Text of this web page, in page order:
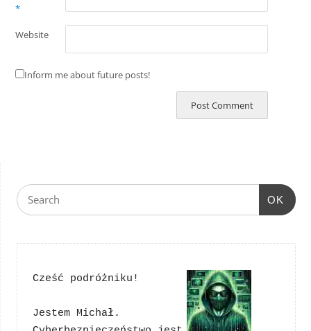
*
Website
Inform me about future posts!
OK
Cześć podróżniku!
Jestem Michał.